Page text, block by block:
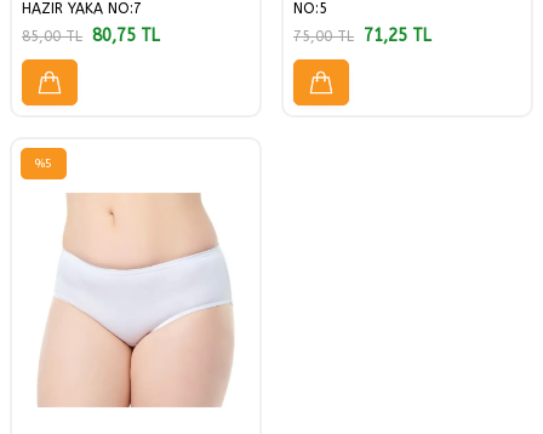
HAZIR YAKA NO:7
85,00TL 80,75 TL
NO:5
75,00TL 71,25 TL
%5